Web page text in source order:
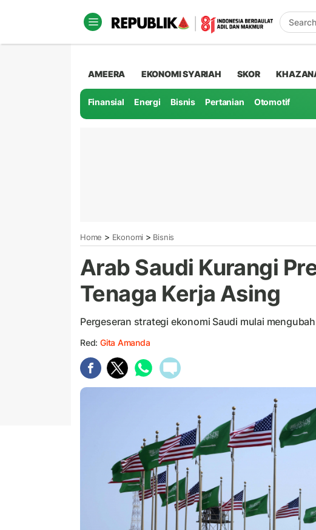
AMEERA EKONOMI SYARIAH SKOR
Finansial Energi Bisnis Pertanian Otomotif
Home > Ekonomi > Bisnis
Arab Saudi Kurangi
Tenaga Kerja Asing
Pergeseran strategi ekonomi Saudi mulai
Red: Gita Amanda